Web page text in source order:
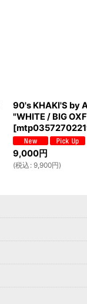
90's KHAKI'S by
"WHITE / BIG
[
9,000円
(税込 : 9,900円)